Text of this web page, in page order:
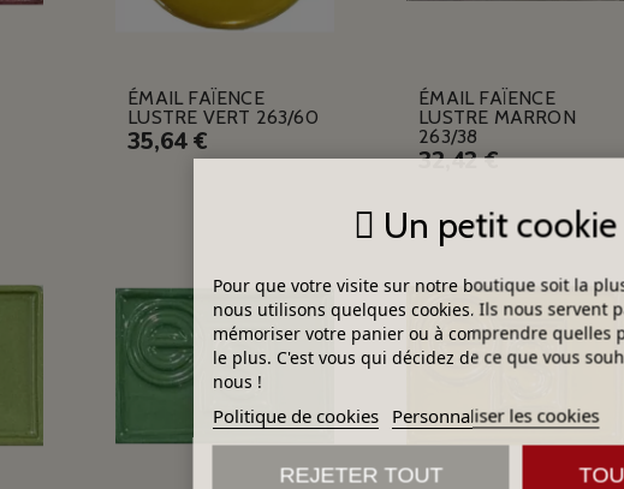
ÉMAIL FAÏENCE
LUSTRE VERT 263/60
35,64 €
ÉMAIL FAÏENCE
LUSTRE MARRON
263/38
32,42 €
Un petit cookie
Pour que votre visite sur notre boutique soit la
nous utilisons quelques cookies. Ils nous servent
mémoriser votre panier ou à comprendre quelles
le plus. C'est vous qui décidez de ce que vous
nous !
Politique de cookies Personnaliser les cookies
REJETER TOUT